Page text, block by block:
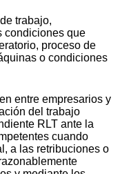
trabajo,
condiciones que
proceso de
o condiciones
entre empresarios y
del trabajo
RLT ante la
cuando
a las retribuciones o